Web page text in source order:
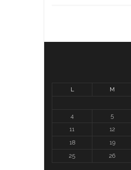
L M
4
5
11
12
18
19
25
26